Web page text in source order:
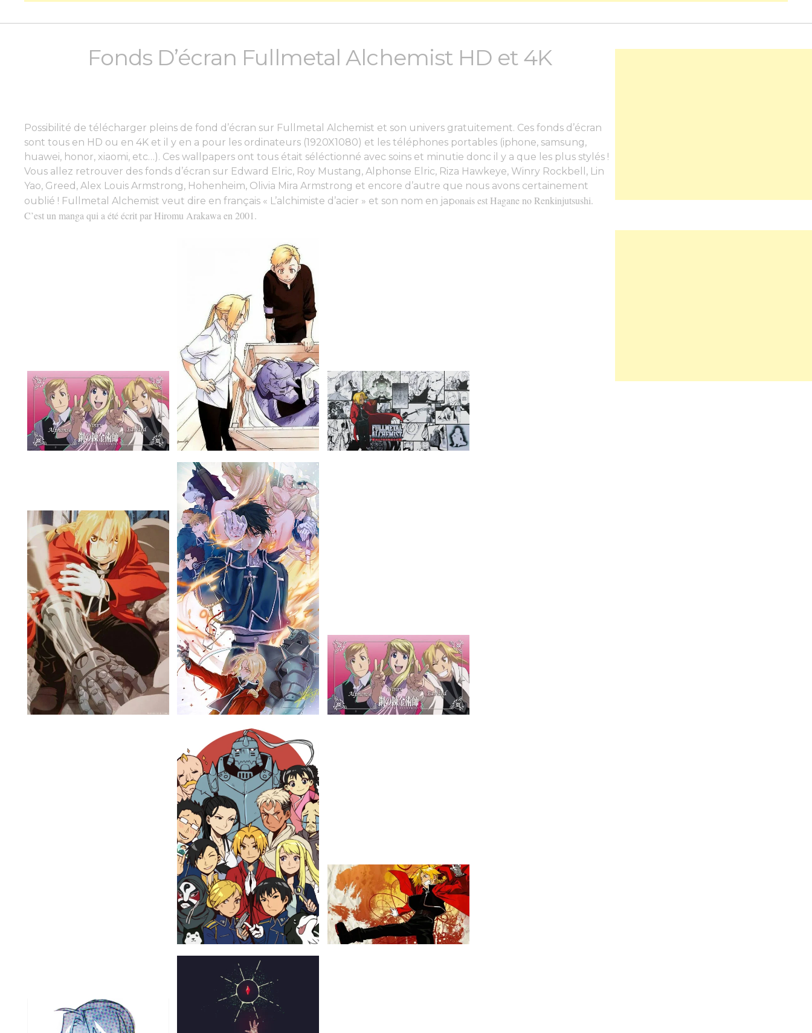
Fonds D’écran Fullmetal Alchemist HD et 4K
Possibilité de télécharger pleins de fond d’écran sur Fullmetal Alchemist et son univers gratuitement. Ces fonds d’écran
sont tous en HD ou en 4K et il y en a pour les ordinateurs (1920X1080) et les téléphones portables (iphone, samsung,
huawei, honor, xiaomi, etc…). Ces wallpapers ont tous était séléctionné avec soins et minutie donc il y a que les plus stylés !
Vous allez retrouver des fonds d’écran sur Edward Elric, Roy Mustang, Alphonse Elric, Riza Hawkeye, Winry Rockbell, Lin
Yao, Greed, Alex Louis Armstrong, Hohenheim, Olivia Mira Armstrong et encore d’autre que nous avons certainement
oublié ! Fullmetal Alchemist veut dire en français « L’alchimiste d’acier » et son nom en japonais est Hagane no Renkinjutsushi.
C’est un manga qui a été écrit par Hiromu Arakawa en 2001.